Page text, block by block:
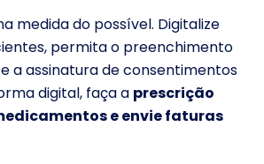
medida do possível. Digitalize
permita o preenchimento
a assinatura de consentimentos
digital, faça a prescrição
e envie faturas